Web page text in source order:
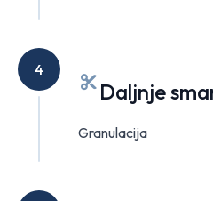
4
Daljnje
Granulacija